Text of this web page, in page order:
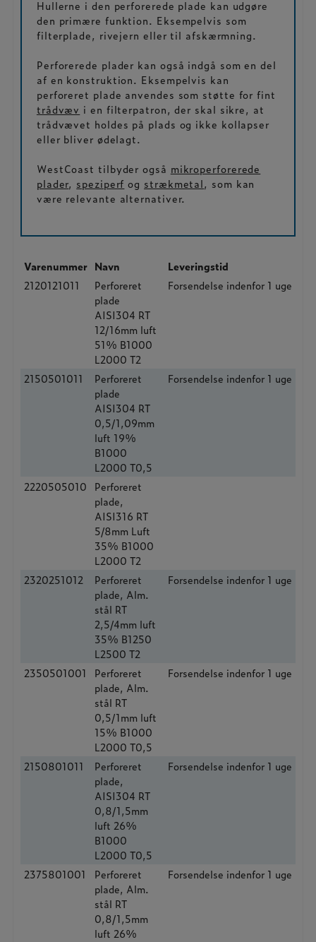
Hullerne i den perforerede plade kan udgøre
den primære funktion. Eksempelvis som
filterplade, rivejern eller til afskærmning.
Perforerede plader kan også indgå som en del
af en konstruktion. Eksempelvis kan
perforeret plade anvendes som støtte for fint
trådvæv i en filterpatron, der skal sikre, at
trådvævet holdes på plads og ikke kollapser
eller bliver ødelagt.
WestCoast tilbyder også mikroperforerede
plader, speziperf og strækmetal, som kan
være relevante alternativer.
Varenummer Navn
Leveringstid
2120121011
Perforeret
plade
AISI304 RT
12/16mm luft
51% B1000
L2000 T2
Forsendelse indenfor 1 uge
2150501011
Perforeret
plade
AISI304 RT
0,5/1,09mm
luft 19%
B1000
L2000 T0,5
Forsendelse indenfor 1 uge
2220505010
Perforeret
plade,
AISI316 RT
5/8mm Luft
35% B1000
L2000 T2
2320251012
Perforeret
plade, Alm.
stål RT
2,5/4mm luft
35% B1250
L2500 T2
Forsendelse indenfor 1 uge
2350501001
Perforeret
plade, Alm.
stål RT
0,5/1mm luft
15% B1000
L2000 T0,5
Forsendelse indenfor 1 uge
2150801011
Perforeret
plade,
AISI304 RT
0,8/1,5mm
luft 26%
B1000
L2000 T0,5
Forsendelse indenfor 1 uge
2375801001
Perforeret
plade, Alm.
stål RT
0,8/1,5mm
luft 26%
Forsendelse indenfor 1 uge